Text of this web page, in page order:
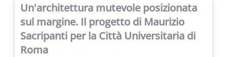
Un'architettura mutevole posizionata
sul margine. Il progetto di Maurizio
Sacripanti per la Città Universitaria di
Roma